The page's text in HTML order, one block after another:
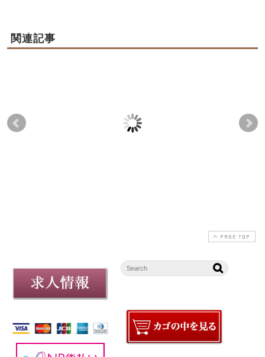
関連記事
PAGE TOP